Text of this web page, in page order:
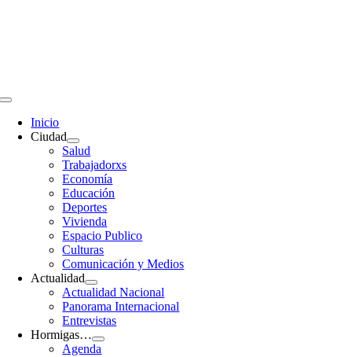
Toggle
Navigation
Inicio
Ciudad
Salud
Trabajadorxs
Economía
Educación
Deportes
Vivienda
Espacio Publico
Culturas
Comunicación y Medios
Actualidad
Actualidad Nacional
Panorama Internacional
Entrevistas
Hormigas…
Agenda